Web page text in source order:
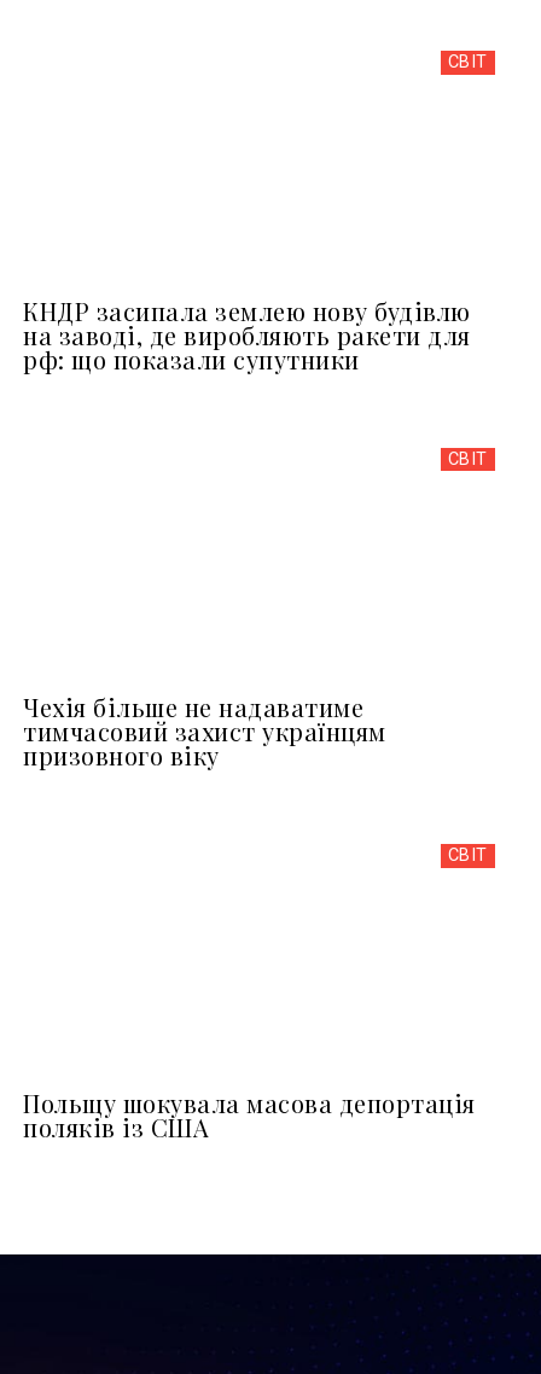
СВІТ
КНДР засипала землею нову будівлю
на заводі, де виробляють ракети для
рф: що показали супутники
СВІТ
Чехія більше не надаватиме
тимчасовий захист українцям
призовного віку
СВІТ
Польщу шокувала масова депортація
поляків із США